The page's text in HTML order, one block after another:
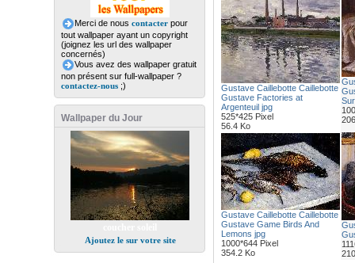
Merci de nous contacterpour
tout wallpaper ayant un copyright
(joignez les url des wallpaper
concernés)
Vous avez des wallpaper gratuit
non présent sur full-wallpaper ?
contactez-nous;)
Wallpaper du Jour
Ajoutez le sur votre site
Gustave Caillebotte Caillebotte
Gustave Factories at
Argenteuil jpg
525*425 Pixel
56.4 Ko
Gustave Caillebotte Caillebotte
Gustave Game Birds And
Lemons jpg
1000*644 Pixel
354.2 Ko